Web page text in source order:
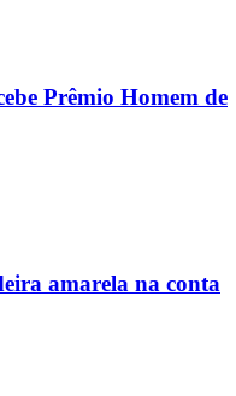
Prêmio Homem de
amarela na conta